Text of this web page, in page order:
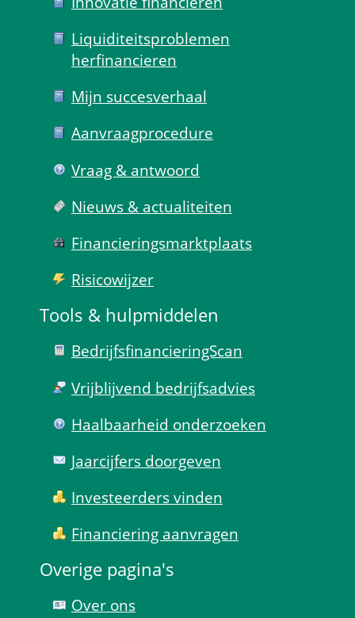
Liquiditeits­problemen
herfinancieren
Mijn succes­verhaal
Aanvraag­procedure
Vraag & antwoord
Nieuws & actualiteiten
Financierings­markt­plaats
Risico­wijzer
Tools & hulp­middelen
Bedrijfsfinanciering­Scan
Vrijblijvend bedrijfs­advies
Haal­baar­heid onder­zoeken
Jaarcijfers doorgeven
Investeerders vinden
Financiering aanvragen
Overige pagina's
Over ons